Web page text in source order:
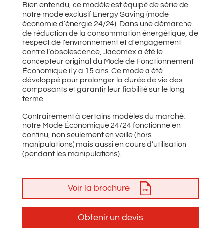
Bien entendu, ce modèle est équipé de série de
notre mode exclusif Energy Saving (mode
économie d’énergie 24/24). Dans une démarche
de réduction de la consommation énergétique, de
respect de l’environnement et d’engagement
contre l’obsolescence, Jacomex a été le
concepteur original du Mode de Fonctionnement
Économique il y a 15 ans. Ce mode a été
développé pour prolonger la durée de vie des
composants et garantir leur fiabilité sur le long
terme.
Contrairement à certains modèles du marché,
notre Mode Économique 24/24 fonctionne en
continu, non seulement en veille (hors
manipulations) mais aussi en cours d’utilisation
(pendant les manipulations).
Voir la brochure
Obtenir un devis